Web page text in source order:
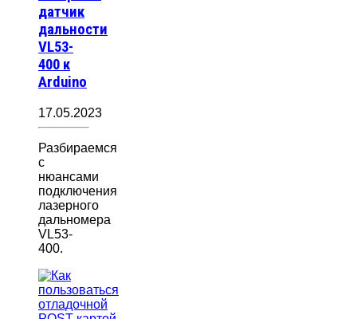
датчик
дальности
VL53-
400 к
Arduino
17.05.2023
Разбираемся
с
нюансами
подключения
лазерного
дальномера
VL53-
400.